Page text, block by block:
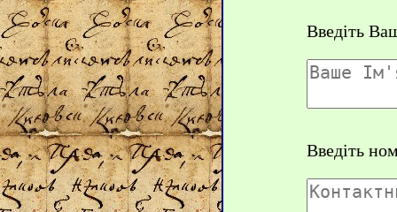
Введіть
Введіть